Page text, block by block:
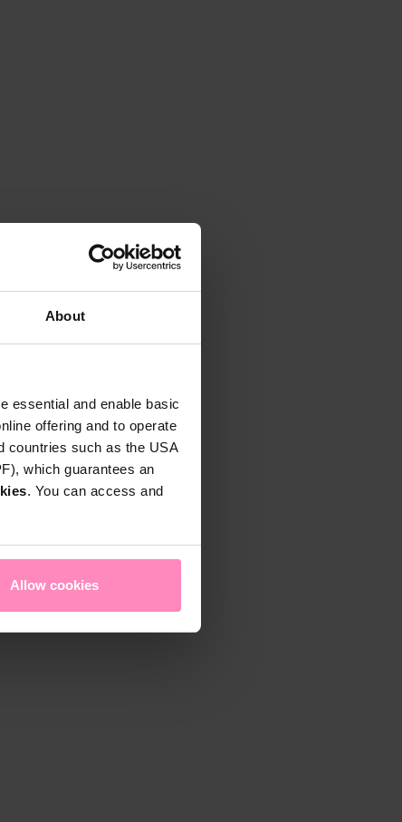
About
essential and enable basic
offering and to operate
countries such as the USA
which guarantees an
. You can access and
Allow cookies